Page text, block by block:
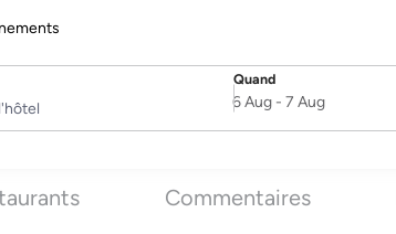
l'hôtel
Quand
SelectDate
6 Aug- 7 Aug
Commentaires